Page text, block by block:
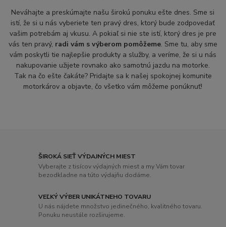
Neváhajte a preskúmajte našu širokú ponuku ešte dnes. Sme si
istí, že si u nás vyberiete ten pravý dres, ktorý bude zodpovedať
vašim potrebám aj vkusu. A pokiaľ si nie ste istí, ktorý dres je pre
vás ten pravý, radi vám s výberom pomôžeme. Sme tu, aby sme
vám poskytli tie najlepšie produkty a služby, a veríme, že si u nás
nakupovanie užijete rovnako ako samotnú jazdu na motorke.
Tak na čo ešte čakáte? Pridajte sa k našej spokojnej komunite
motorkárov a objavte, čo všetko vám môžeme ponúknuť!
ŠIROKÁ SIEŤ VÝDAJNÝCH MIEST
Vyberajte z tisícov výdajných miest a my Vám tovar
bezodkladne na túto výdajňu dodáme.
VEĽKÝ VÝBER UNIKÁTNEHO TOVARU
U nás nájdete množstvo jedinečného, ​​kvalitného tovaru.
Ponuku neustále rozširujeme.